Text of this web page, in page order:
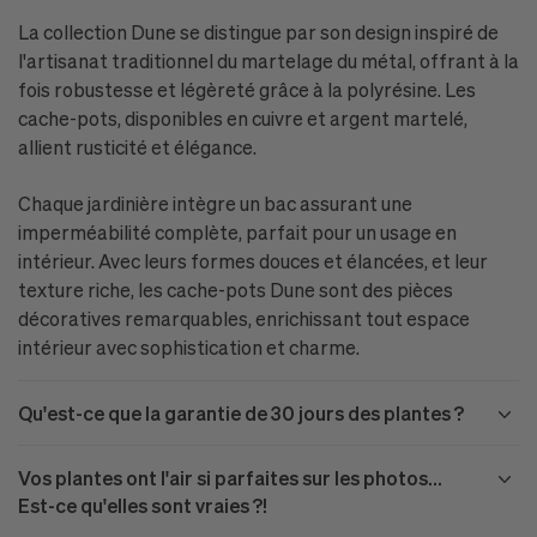
La collection Dune se distingue par son design inspiré de
l'artisanat traditionnel du martelage du métal, offrant à la
fois robustesse et légèreté grâce à la polyrésine. Les
cache-pots, disponibles en cuivre et argent martelé,
allient rusticité et élégance.
Chaque jardinière intègre un bac assurant une
imperméabilité complète, parfait pour un usage en
intérieur. Avec leurs formes douces et élancées, et leur
texture riche, les cache-pots Dune sont des pièces
décoratives remarquables, enrichissant tout espace
intérieur avec sophistication et charme.
Qu'est-ce que la garantie de 30 jours des plantes ?
Vos plantes ont l'air si parfaites sur les photos...
Est-ce qu'elles sont vraies ?!